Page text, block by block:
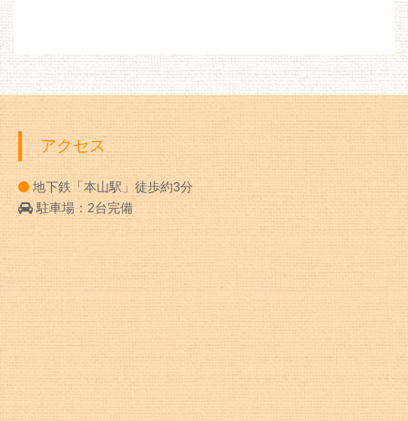
アクセス
地下鉄「本山駅」徒歩約3分
駐車場：2台完備